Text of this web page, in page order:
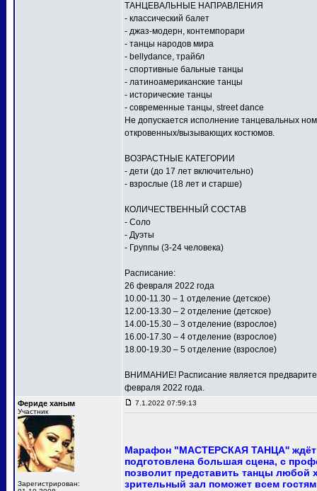
ТАНЦЕВАЛЬНЫЕ НАПРАВЛЕНИЯ
- классический балет
- джаз-модерн, контемпорари
- танцы народов мира
- bellydance, трайбл
- спортивные бальные танцы
- латиноамериканские танцы
- исторические танцы
- современные танцы, street dance
Не допускается исполнение танцевальных
откровенных/вызывающих костюмов.
ВОЗРАСТНЫЕ КАТЕГОРИИ
- дети (до 17 лет включительно)
- взрослые (18 лет и старше)
КОЛИЧЕСТВЕННЫЙ СОСТАВ
- Соло
- Дуэты
- Группы (3-24 человека)
Расписание:
26 февраля 2022 года
10.00-11.30 – 1 отделение (детское)
12.00-13.30 – 2 отделение (детское)
14.00-15.30 – 3 отделение (взрослое)
16.00-17.30 – 4 отделение (взрослое)
18.00-19.30 – 5 отделение (взрослое)
ВНИМАНИЕ! Расписание является
февраля 2022 года.
Фериде ханым
Участник
Зарегистрирован:
7.1.2022 07:59:13
Марафон "МАСТЕРСКАЯ ТАНЦА'' ждёт
подготовлена большая сцена, с
позволит представить танцы
зрительный зал поможет всем